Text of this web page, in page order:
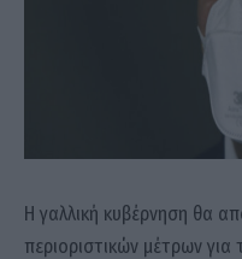
Η γαλλική κυβέρνηση θα
περιοριστικών μέτρων